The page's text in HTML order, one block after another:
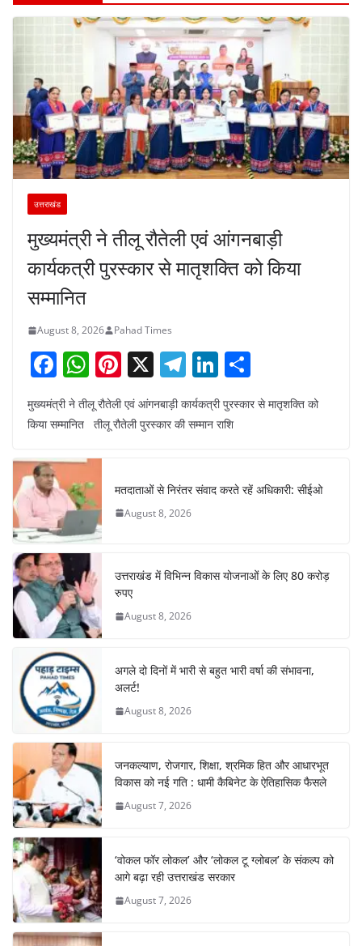
उत्तराखंड
मुख्यमंत्री ने तीलू रौतेली एवं आंगनबाड़ी
कार्यकत्री पुरस्कार से मातृशक्ति को किया
सम्मानित
August 8, 2026 Pahad Times
F
a
c
b
o
o
k
W
h
at
A
p
p
Pi
nt
er
X T
el
e
m
Li
n
k
n
h
ar
मुख्यमंत्री ने तीलू रौतेली एवं आंगनबाड़ी कार्यकत्री पुरस्कार से मातृशक्ति को
किया सम्मानित तीलू रौतेली पुरस्कार की सम्मान राशि
मतदाताओं से निरंतर संवाद करते रहें अधिकारी: सीईओ
August 8, 2026
उत्तराखंड में विभिन्न विकास योजनाओं के लिए 80 करोड़
रुपए
August 8, 2026
अगले दो दिनों में भारी से बहुत भारी वर्षा की संभावना,
अलर्ट!
August 8, 2026
जनकल्याण, रोजगार, शिक्षा, श्रमिक हित और आधारभूत
विकास को नई गति : धामी कैबिनेट के ऐतिहासिक फैसले
August 7, 2026
‘वोकल फॉर लोकल’ और ‘लोकल टू ग्लोबल’ के संकल्प को
आगे बढ़ा रही उत्तराखंड सरकार
August 7, 2026